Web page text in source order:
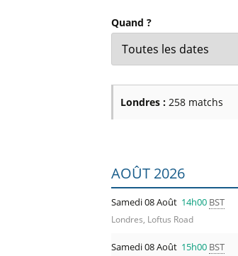
Billets
Billets
Quand ?
Londres : 258 matchs
Liste des prochains
AOÛT 2026
Samedi 08 Août 14h00 BST
Londres, Loftus Road
Samedi 08 Août 15h00 BST